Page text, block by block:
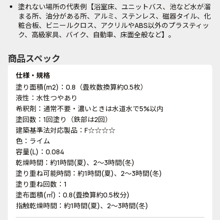
塗れない場所の代表例【浴室床、ユニットバス、池など水が溜
まる所、油分がある所、アルミ、ステンレス、磁器タイル、化
粧合板、ビニールクロス、アクリルやABS以外のプラスティッ
ク、高級家具、バイク、自動車、床面全般など】。
商品スペック
仕様・規格
塗り面積(m2)：0.8（畳枚数換算約0.5枚）
液性：水性つやあり
希釈剤：通常不要・濃いときは水道水で5%以内
塗回数：1回塗り（鉄部は2回）
建築基準法対応製品：F☆☆☆☆
色：ライム
容量(L)：0.084
乾燥時間：約1時間(夏)、2～3時間(冬)
塗り重ね可能時間：約1時間(夏)、2～3時間(冬)
塗り重ね回数：1
塗布面積(㎡)：0.8(畳換算約0.5枚分)
指触乾燥時間：約1時間(夏)、2～3時間(冬)